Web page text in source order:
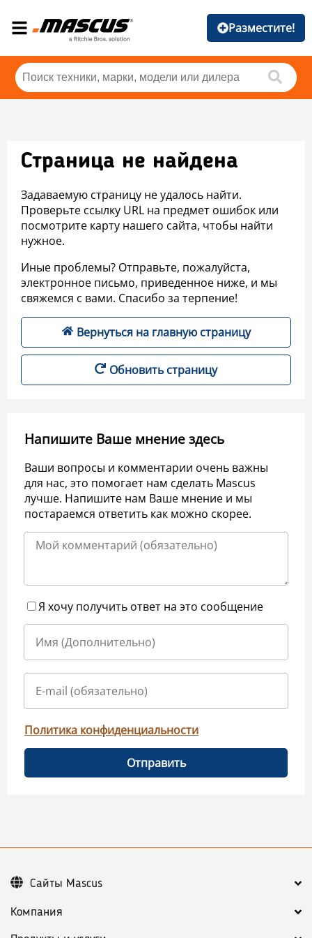
Разместите!
Страница не найдена
Задаваемую страницу не удалось найти.
Проверьте ссылку URL на предмет ошибок или
посмотрите карту нашего сайта, чтобы найти
нужное.
Иные проблемы? Отправьте, пожалуйста,
электронное письмо, приведенное ниже, и мы
свяжемся с вами. Спасибо за терпение!
Вернуться на главную страницу
Обновить страницу
Напишите Ваше мнение здесь
Ваши вопросы и комментарии очень важны
для нас, это помогает нам сделать Mascus
лучше. Напишите нам Ваше мнение и мы
постараемся ответить как можно скорее.
Я хочу получить ответ на это сообщение
Политика конфиденциальности
Отправить
Компания
Сайты Mascus